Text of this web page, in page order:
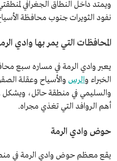
ويمتد داخل النطاق الجغرافي
نفود الثويرات جنوب محافظة
المحافظات التي يمر بها وادي
يعبر وادي الرمة في مساره سبع
الخبراء والرس والأسياح وعقلة
والسليمي في منطقة حائل، ويشكل
أهم الروافد التي تغذي مجراه.
حوض وادي الرمة
يقع معظم حوض وادي الرمة في